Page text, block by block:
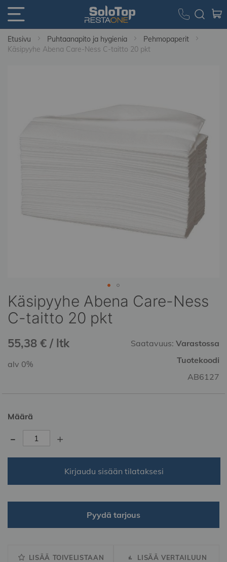
Etusivu Puhtaanapito ja hygienia
Pehmopaperit
Käsipyyhe Abena Care-Ness C-taitto 20 pkt
Käsipyyhe Abena Care-Ness
C-taitto 20 pkt
55,38 € / ltk Saatavuus: Varastossa
Tuotekoodi
AB6127
alv 0%
Määrä
- +
Kirjaudu sisään tilataksesi
Pyydä tarjous
LISÄÄ TOIVELISTAAN LISÄÄ VERTAILUUN
Skip
to
the
of
images